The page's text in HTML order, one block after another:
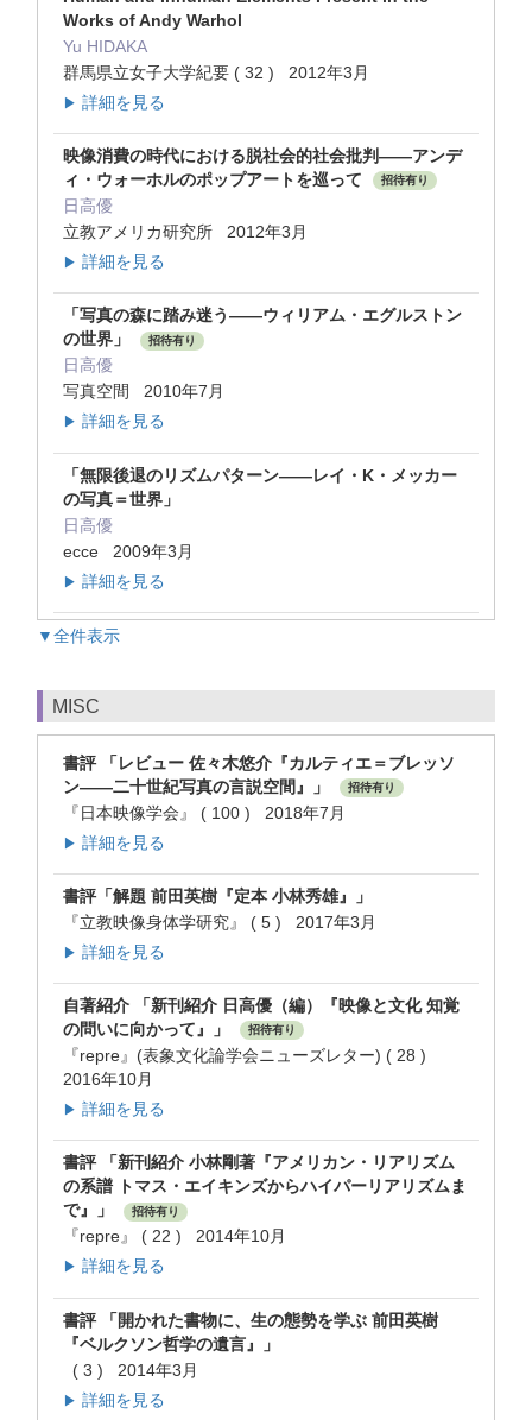
Works of Andy Warhol
Yu HIDAKA
群馬県立女子大学紀要 ( 32 ) 2012年3月
▶ 詳細を見る
映像消費の時代における脱社会的社会批判――アンデ
ィ・ウォーホルのポップアートを巡って
招待有り
日高優
立教アメリカ研究所 2012年3月
▶ 詳細を見る
「写真の森に踏み迷う――ウィリアム・エグルストン
の世界」
招待有り
日高優
写真空間 2010年7月
▶ 詳細を見る
「無限後退のリズムパターン――レイ・K・メッカー
の写真＝世界」
日高優
ecce 2009年3月
▶ 詳細を見る
▼全件表示
MISC
書評 「レビュー 佐々木悠介『カルティエ＝ブレッソ
ン――二十世紀写真の言説空間』」
招待有り
『日本映像学会』 ( 100 ) 2018年7月
▶ 詳細を見る
書評「解題 前田英樹『定本 小林秀雄』」
『立教映像身体学研究』 ( 5 ) 2017年3月
▶ 詳細を見る
自著紹介 「新刊紹介 日高優（編）『映像と文化 知覚
の問いに向かって』」
招待有り
『repre』(表象文化論学会ニューズレター) ( 28 )
2016年10月
▶ 詳細を見る
書評 「新刊紹介 小林剛著『アメリカン・リアリズム
の系譜 トマス・エイキンズからハイパーリアリズムま
で』」
招待有り
『repre』 ( 22 ) 2014年10月
▶ 詳細を見る
書評 「開かれた書物に、生の態勢を学ぶ 前田英樹
『ベルクソン哲学の遺言』」
( 3 ) 2014年3月
▶ 詳細を見る